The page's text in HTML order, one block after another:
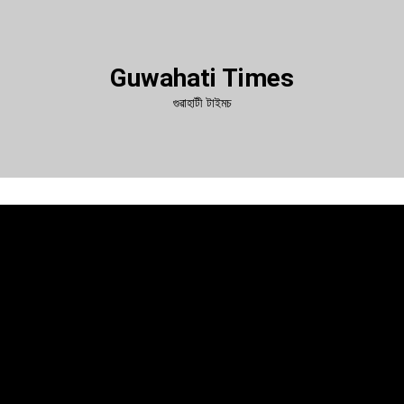
Guwahati Times
গুৱাহাটী টাইমচ